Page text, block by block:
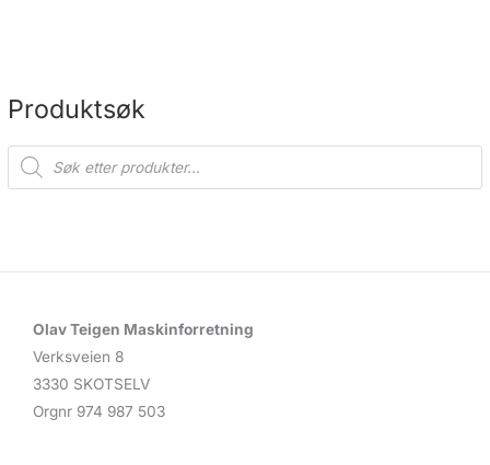
Produktsøk
P
d
Olav Teigen Maskinforretning
Verksveien 8
3330 SKOTSELV
Orgnr 974 987 503